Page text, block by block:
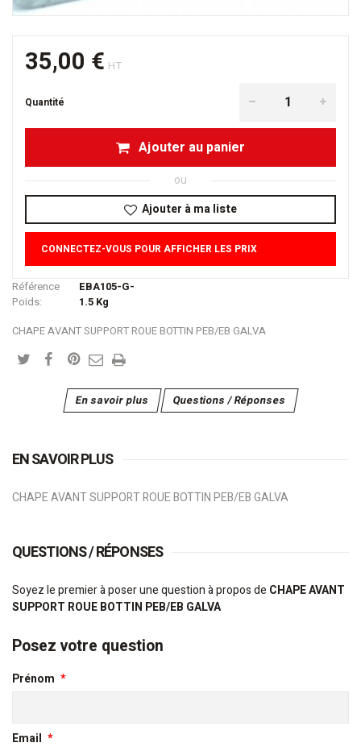
35,00 € HT
Quantité
Ajouter au panier
ou
Ajouter à ma liste
CONNECTEZ-VOUS POUR AFFICHER LES PRIX
Référence
EBA105-G-
Poids:
1.5 Kg
CHAPE AVANT SUPPORT ROUE BOTTIN PEB/EB GALVA
En savoir plus Questions / Réponses
EN SAVOIR PLUS
CHAPE AVANT SUPPORT ROUE BOTTIN PEB/EB GALVA
QUESTIONS / RÉPONSES
Soyez le premier à poser une question à propos de CHAPE AVANT
SUPPORT ROUE BOTTIN PEB/EB GALVA
Posez votre question
Prénom
Email